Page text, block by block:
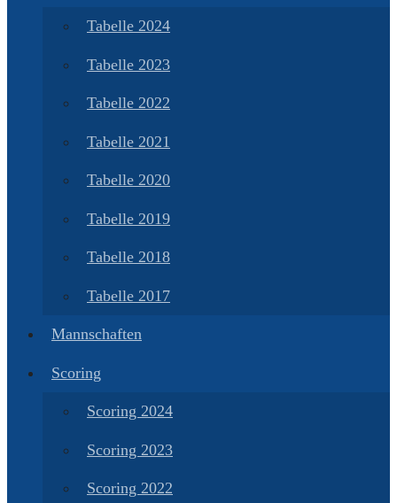
Tabelle 2024
Tabelle 2023
Tabelle 2022
Tabelle 2021
Tabelle 2020
Tabelle 2019
Tabelle 2018
Tabelle 2017
Mannschaften
Scoring
Scoring 2024
Scoring 2023
Scoring 2022